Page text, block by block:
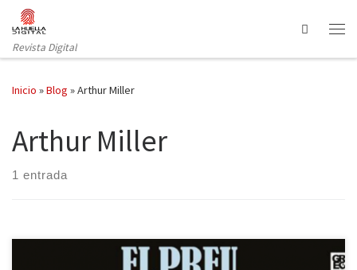
Saltar al contenido
Revista Digital
Search
Inicio »Blog »Arthur Miller
Arthur Miller
1 entrada